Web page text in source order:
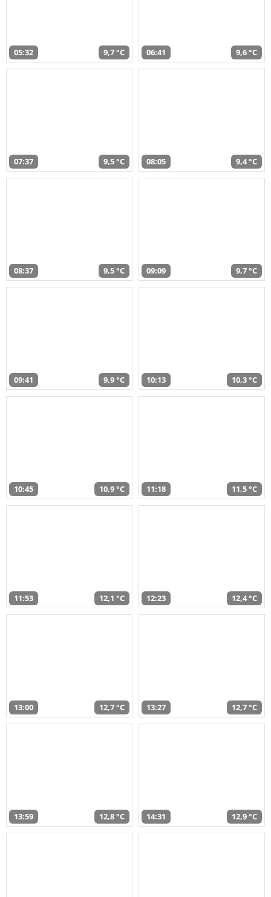
05:32 9,7 °C 06:41 9,6 °C
07:37 9,5 °C 08:05 9,4 °C
08:37 9,5 °C 09:09 9,7 °C
09:41 9,9 °C 10:13 10,3 °C
10:45 10,9 °C 11:18 11,5 °C
11:53 12,1 °C 12:23 12,4 °C
13:00 12,7 °C 13:27 12,7 °C
13:59 12,8 °C 14:31 12,9 °C